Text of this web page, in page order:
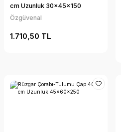
cm Uzunluk 30x45x150
Özgüvenal
1.710,50 TL